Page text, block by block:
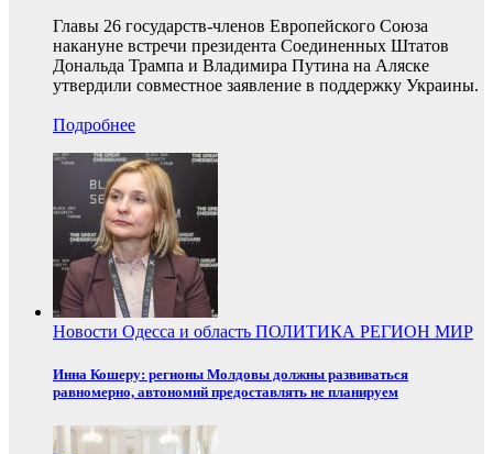
Главы 26 государств-членов Европейского Союза
накануне встречи президента Соединенных Штатов
Дональда Трампа и Владимира Путина на Аляске
утвердили совместное заявление в поддержку Украины.
Подробнее
Новости Одесса и область ПОЛИТИКА РЕГИОН МИР
Инна Кошеру: регионы Молдовы должны развиваться
равномерно, автономий предоставлять не планируем